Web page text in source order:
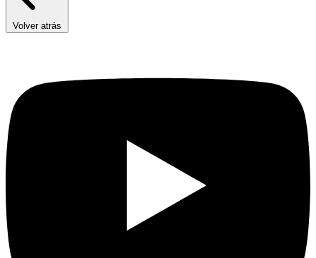
Volver atrás